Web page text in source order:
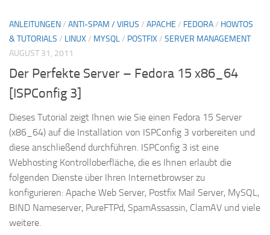
ANLEITUNGEN/ ANTI-SPAM / VIRUS / APACHE / FEDORA/ HOWTOS
& TUTORIALS / LINUX/ MYSQL/ POSTFIX/ SERVER MANAGEMENT
AUGUST 31, 2011
Der Perfekte Server – Fedora 15 x86_64
[ISPConfig 3]
Dieses Tutorial zeigt Ihnen wie Sie einen Fedora 15 Server
(x86_64) auf die Installation von ISPConfig 3 vorbereiten und
diese anschließend durchführen. ISPConfig 3 ist eine
Webhosting Kontrolloberfläche, die es Ihnen erlaubt die
folgenden Dienste über Ihren Internetbrowser zu
konfigurieren: Apache Web Server, Postfix Mail Server, MySQL,
BIND Nameserver, PureFTPd, SpamAssassin, ClamAV und viele
weitere.